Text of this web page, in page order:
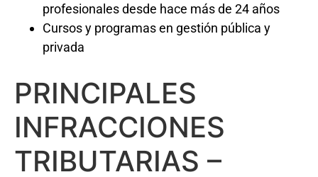
profesionales desde hace más de 24 años
Cursos y programas en gestión pública y
privada
PRINCIPALES
INFRACCIONES
TRIBUTARIAS –